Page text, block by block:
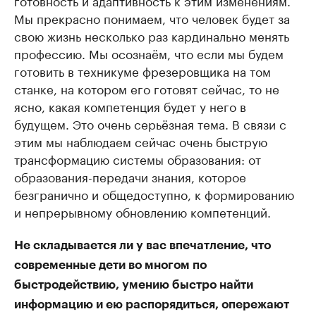
Мы прекрасно понимаем, что человек будет за
свою жизнь несколько раз кардинально менять
профессию. Мы осознаём, что если мы будем
готовить в техникуме фрезеровщика на том
станке, на котором его готовят сейчас, то не
ясно, какая компетенция будет у него в
будущем. Это очень серьёзная тема. В связи с
этим мы наблюдаем сейчас очень быструю
трансформацию системы образования: от
образования-передачи знания, которое
безгранично и общедоступно, к формированию
и непрерывному обновлению компетенций.
Не складывается ли у вас впечатление, что
современные дети во многом по
быстродействию, умению быстро найти
информацию и ею распорядиться, опережают